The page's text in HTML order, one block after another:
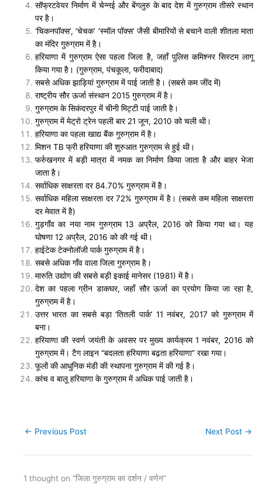
सॉफ्रटवेयर निर्माण में चेन्नई और बेंगलुरु के बाद देश में गुरुग्राम तीसरे स्थान
पर है।
‘चिकनपॉक्स’, ‘चेचक’ ‘स्मॉल पॉक्स’ जैसी बीमारियों से बचाने वाली शीतला माता
का मंदिर गुरुग्राम में है।
हरियाणा में गुरुग्राम ऐसा पहला जिला है, जहाँ पुलिस कमिश्नर सिस्टम लागू
किया गया है। (गुरुग्राम, पंचकूला, फरीदाबाद)
सबसे अधिक झाड़ियां गुरुग्राम में पाई जाती है। (सबसे कम जींद में)
राष्ट्रीय सौर ऊर्जा संस्थान 2015 गुरुग्राम में है।
गुरुग्राम के सिकंदरपुर में चीनी मिट्टी पाई जाती है।
गुरुग्राम में मेट्रो ट्रेन पहली बार 21 जून, 2010 को चली थी।
हरियाणा का पहला खाद्य बैंक गुरुग्राम में है।
मिशन TB फ्री हरियाणा की शुरुआत गुरुग्राम से हुई थी।
फर्रुखनगर में बड़ी मात्रा में नमक का निर्माण किया जाता है और बाहर भेजा
जाता है।
सर्वाधिक साक्षरता दर 84.70% गुरुग्राम में है।
सर्वाधिक महिला साक्षरता दर 72% गुरुग्राम में है। (सबसे कम महिला साक्षरता
दर मेवात में है)
गुड़गाँव का नया नाम गुरुग्राम 13 अप्रैल, 2016 को किया गया था। यह
घोषणा 12 अप्रैल, 2016 को की गई थी।
हाईटेक टेक्नोलॉजी पार्क गुरुग्राम में है।
सबसे अधिक गाँव वाला जिला गुरुग्राम है।
मारुति उद्योग की सबसे बड़ी इकाई मानेसर (1981) में है।
देश का पहला ग्रीन डाकघर, जहाँ सौर ऊर्जा का प्रयोग किया जा रहा है,
गुरुग्राम में है।
उत्तर भारत का सबसे बड़ा ‘तितली पार्क’ 11 नवंबर, 2017 को गुरुग्राम में
बना।
हरियाणा की स्वर्ण जयंती के अवसर पर मुख्य कार्यक्रम 1 नवंबर, 2016 को
गुरुग्राम में। टैग लाइन “बदलता हरियाणा बढ़ता हरियाणा” रखा गया।
फूलों की आधुनिक मंडी की स्थापना गुरुग्राम में की गई है।
कांच व बालू हरियाणा के गुरुग्राम में अधिक पाई जाती है।
← Previous Post Next Post →
1 thought on “जिला गुरुग्राम का दर्शन / वर्णन”